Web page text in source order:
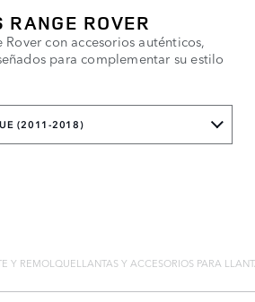
RANGE ROVER
Rover con accesorios auténticos,
para complementar su estilo
(2011-2018)
Y REMOLQUELLANTAS Y ACCESORIOS PARA